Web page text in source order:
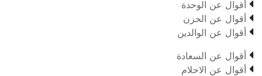
 أقوال عن الوحدة
 أقوال عن الحزن
 أقوال عن الوالدين
 أقوال عن السعادة
 أقوال عن الاحلام